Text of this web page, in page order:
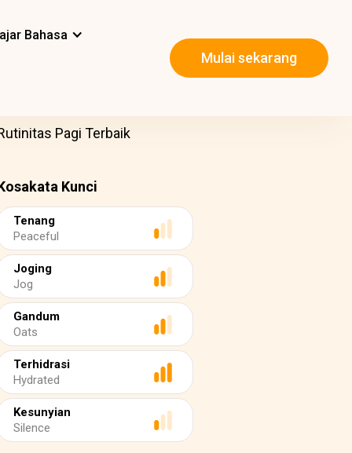
Bahasa
Mulai sekarang
Pagi Terbaik
Kunci
Tenang
Peaceful
Joging
Jog
Gandum
Oats
Terhidrasi
Hydrated
Kesunyian
Silence